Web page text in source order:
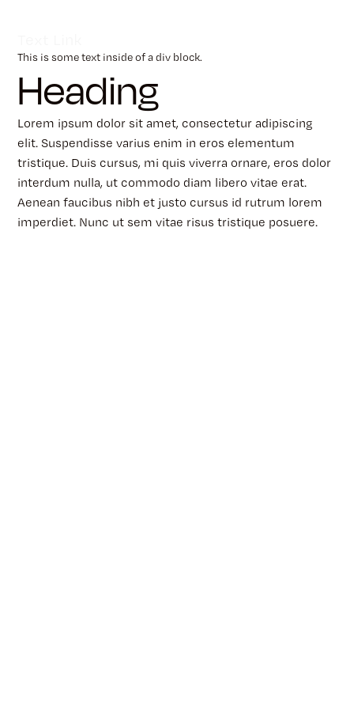
This is some text inside of a div block.
Heading
Lorem ipsum dolor sit amet, consectetur adipiscing
elit. Suspendisse varius enim in eros elementum
tristique. Duis cursus, mi quis viverra ornare, eros dolor
interdum nulla, ut commodo diam libero vitae erat.
Aenean faucibus nibh et justo cursus id rutrum lorem
imperdiet. Nunc ut sem vitae risus tristique posuere.